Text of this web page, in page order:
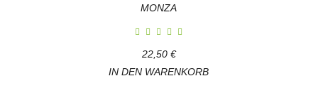
MONZA
22,50 €
IN DEN WARENKORB